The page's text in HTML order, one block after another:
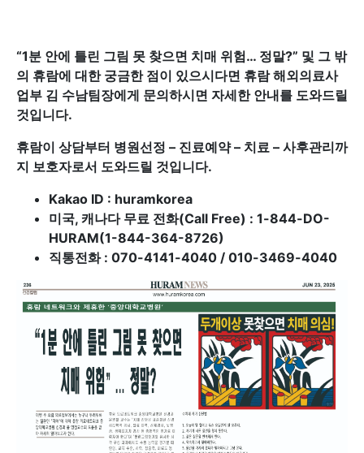
“1분 안에 틀린 그림 못 찾으면 치매 위험… 정말?” 및 그 밖
의 휴람에 대한 궁금한 점이 있으시다면 휴람 해외의료사
업부 김 수남팀장에게 문의하시면 자세한 안내를 도와드릴
것입니다.
휴람이 상담부터 병원선정 – 진료예약 – 치료 – 사후관리까
지 보호자로서 도와드릴 것입니다.
Kakao ID : huramkorea
미국, 캐나다 무료 전화(Call Free) : 1-844-DO-
HURAM(1-844-364-8726)
직통전화 : 070-4141-4040 / 010-3469-4040